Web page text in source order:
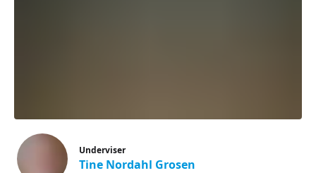
Underviser
Tine Nordahl Grosen